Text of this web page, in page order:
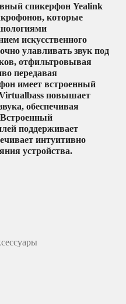
спикерфон Yealink
которые
искусственного
улавливать звук под
отфильтровывая
передавая
имеет встроенный
повышает
обеспечивая
Встроенный
поддерживает
интуитивно
устройства.